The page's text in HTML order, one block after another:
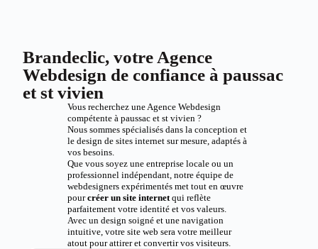
Brandeclic, votre Agence
Webdesign de confiance à paussac
et st vivien
Vous recherchez une Agence Webdesign
compétente à paussac et st vivien ?
Nous sommes spécialisés dans la conception et
le design de sites internet sur mesure, adaptés à
vos besoins.
Que vous soyez une entreprise locale ou un
professionnel indépendant, notre équipe de
webdesigners expérimentés met tout en œuvre
pourcréer un site internetqui reflète
parfaitement votre identité et vos valeurs.
Avec un design soigné et une navigation
intuitive, votre site web sera votre meilleur
atout pour attirer et convertir vos visiteurs.